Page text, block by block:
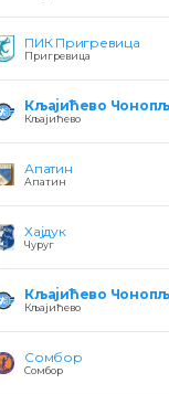
ПИК Пригревица
Пригревица
Кљајићево
Кљајићево
Апатин
Апатин
Хајдук
Чуруг
Кљајићево
Кљајићево
Сомбор
Сомбор